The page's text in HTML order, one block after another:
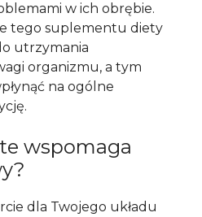
w ich obrębie.
tego suplementu diety
utrzymania
organizmu, a tym
na ogólne
wspomaga
dla Twojego układu